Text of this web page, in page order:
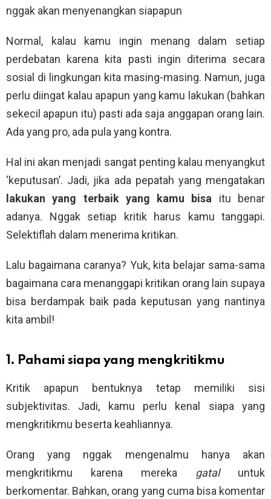
nggak akan menyenangkan siapapun
Normal, kalau kamu ingin menang dalam setiap
perdebatan karena kita pasti ingin diterima secara
sosial di lingkungan kita masing-masing. Namun, juga
perlu diingat kalau apapun yang kamu lakukan (bahkan
sekecil apapun itu) pasti ada saja anggapan orang lain.
Ada yang pro, ada pula yang kontra.
Hal ini akan menjadi sangat penting kalau menyangkut
‘keputusan’. Jadi, jika ada pepatah yang mengatakan
lakukan yang terbaik yang kamu bisa itu benar
adanya. Nggak setiap kritik harus kamu tanggapi.
Selektiflah dalam menerima kritikan.
Lalu bagaimana caranya? Yuk, kita belajar sama-sama
bagaimana cara menanggapi kritikan orang lain supaya
bisa berdampak baik pada keputusan yang nantinya
kita ambil!
1. Pahami siapa yang mengkritikmu
Kritik apapun bentuknya tetap memiliki sisi
subjektivitas. Jadi, kamu perlu kenal siapa yang
mengkritikmu beserta keahliannya.
Orang yang nggak mengenalmu hanya akan
mengkritikmu karena mereka gatal untuk
berkomentar. Bahkan, orang yang cuma bisa komentar